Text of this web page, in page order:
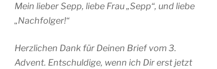
Mein lieber Sepp, liebe Frau „Sepp“, und liebe
„Nachfolger!“
Herzlichen Dank für Deinen Brief vom 3.
Advent. Entschuldige, wenn ich Dir erst jetzt